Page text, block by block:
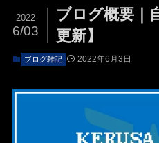
ブログ概要｜
更新】
2022
6/03
ブログ雑記 2022年6月3日